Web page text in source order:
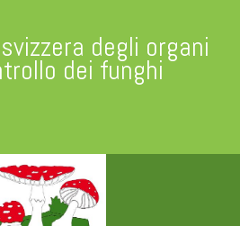
degli organi
dei funghi